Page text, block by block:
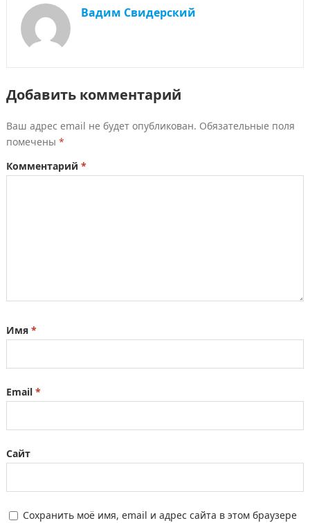
Вадим Свидерский
Добавить комментарий
Ваш адрес email не будет опубликован. Обязательные поля
помечены *
Комментарий *
Имя *
Email *
Сайт
Сохранить моё имя, email и адрес сайта в этом браузере